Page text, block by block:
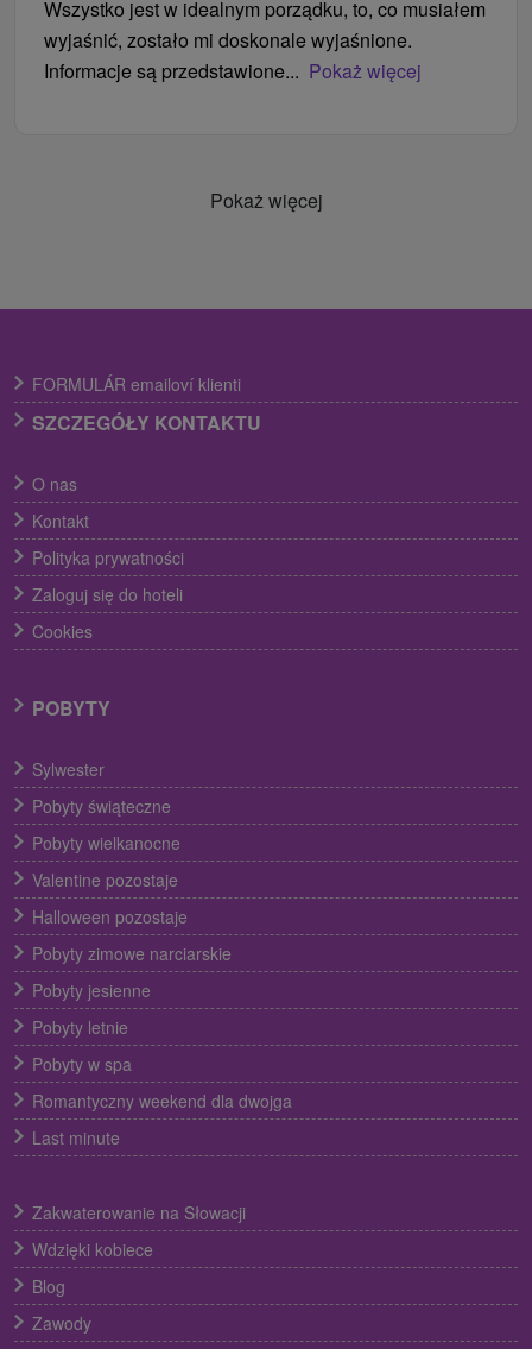
Wszystko jest w idealnym porządku, to, co musiałem
wyjaśnić, zostało mi doskonale wyjaśnione.
Informacje są przedstawione... Pokaż więcej
Pokaż więcej
FORMULÁR emailoví klienti
SZCZEGÓŁY KONTAKTU
O nas
Kontakt
Polityka prywatności
Zaloguj się do hoteli
Cookies
POBYTY
Sylwester
Pobyty świąteczne
Pobyty wielkanocne
Valentine pozostaje
Halloween pozostaje
Pobyty zimowe narciarskie
Pobyty jesienne
Pobyty letnie
Pobyty w spa
Romantyczny weekend dla dwojga
Last minute
Zakwaterowanie na Słowacji
Wdzięki kobiece
Blog
Zawody